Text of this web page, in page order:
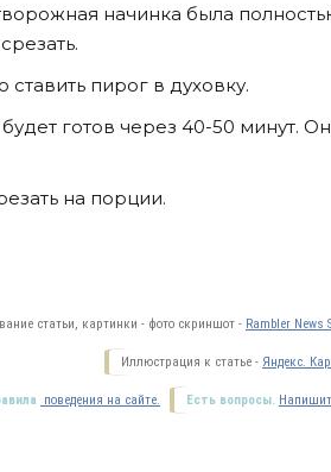
начинка была
пирог в духовку.
готов через 40-50 минут. Он
на порции.
статьи, картинки - фото скриншот - Rambler News
Иллюстрация к статье - Яндекс.
Есть вопросы.
поведения на сайте.